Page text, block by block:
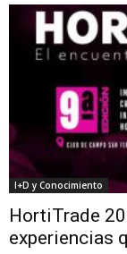
I+D y Conocimiento
HortiTrade
experiencias